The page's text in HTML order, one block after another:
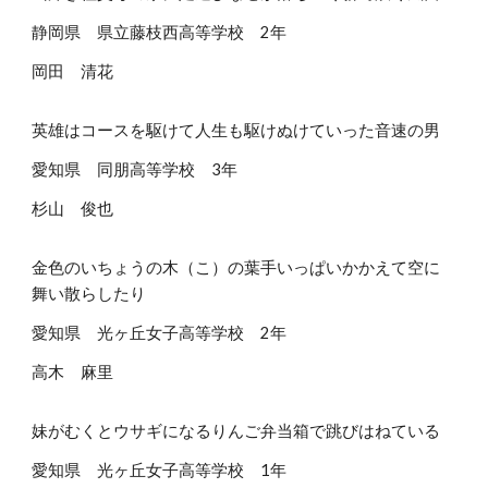
静岡県 県立藤枝西高等学校 2年
岡田 清花
英雄はコースを駆けて人生も駆けぬけていった音速の男
愛知県 同朋高等学校 3年
杉山 俊也
金色のいちょうの木（こ）の葉手いっぱいかかえて空に
舞い散らしたり
愛知県 光ヶ丘女子高等学校 2年
高木 麻里
妹がむくとウサギになるりんご弁当箱で跳びはねている
愛知県 光ヶ丘女子高等学校 1年